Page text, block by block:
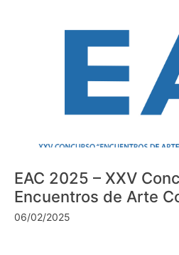
EAC 2025 – XXV
Encuentros de Arte
06/02/2025